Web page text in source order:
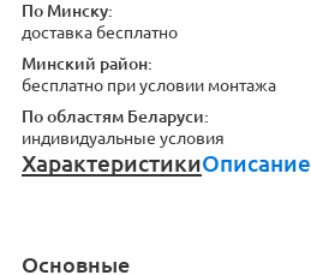
По Минску:
доставка бесплатно
Минский район:
бесплатно при условии монтажа
По областям Беларуси:
индивидуальные условия
ХарактеристикиОписание
Основные